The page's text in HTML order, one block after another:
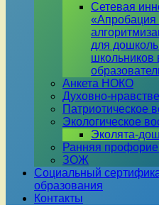
Сетевая
«Апробация
для
школьников
Анкета НОКО
Духовно-
Патриотическое
Экологическое
Эколята-
Ранняя
ЗОЖ
Социальный
образования
Контакты